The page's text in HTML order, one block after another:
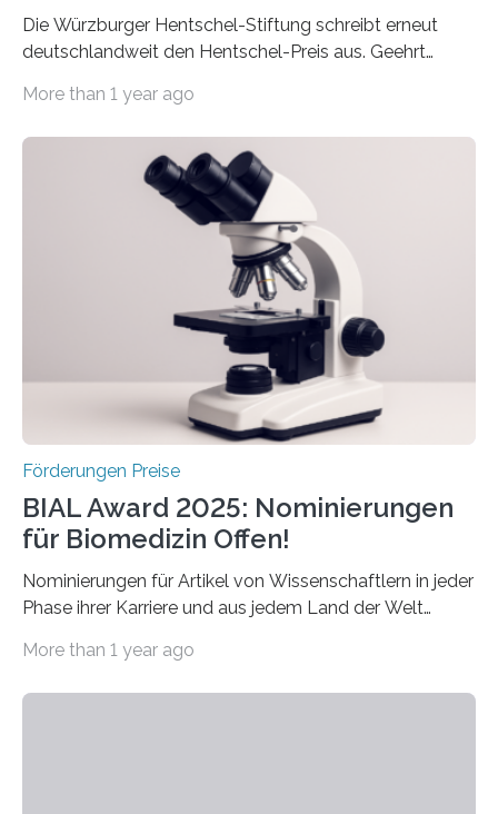
Die Würzburger Hentschel-Stiftung schreibt erneut
deutschlandweit den Hentschel-Preis aus. Geehrt
hochrangige wissenschaftliche Publikation zum Thema
Schlaganfall“ mit Sitz in Würzburg fördert die
Schlaganfallforschung, um die Behandlung der
Betroffenen zu verbessern. Dazu schreibt sie auch in
diesem Jahr wieder deutschlandweit den Hentschel-
Preis aus. Er richtet sich gezielt an jüngere
Forscherinnen und Forscher unter 40 Jahren. Geehrt
werden soll eine herausragende Doktorarbeit oder eine
hochrangige wissenschaftliche Publikation zum Thema
More than 1 year ago
Förderungen Preise
BIAL Award 2025: Nominierungen
für Biomedizin Offen!
Nominierungen für Artikel von Wissenschaftlern in jeder
Phase ihrer Karriere und aus jedem Land der Welt
Leben gerufen, um die bemerkenswertesten
More than 1 year ago